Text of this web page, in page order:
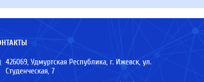
426069, Удмуртская Республика, г. Ижевск, ул.
Студенческая, 7